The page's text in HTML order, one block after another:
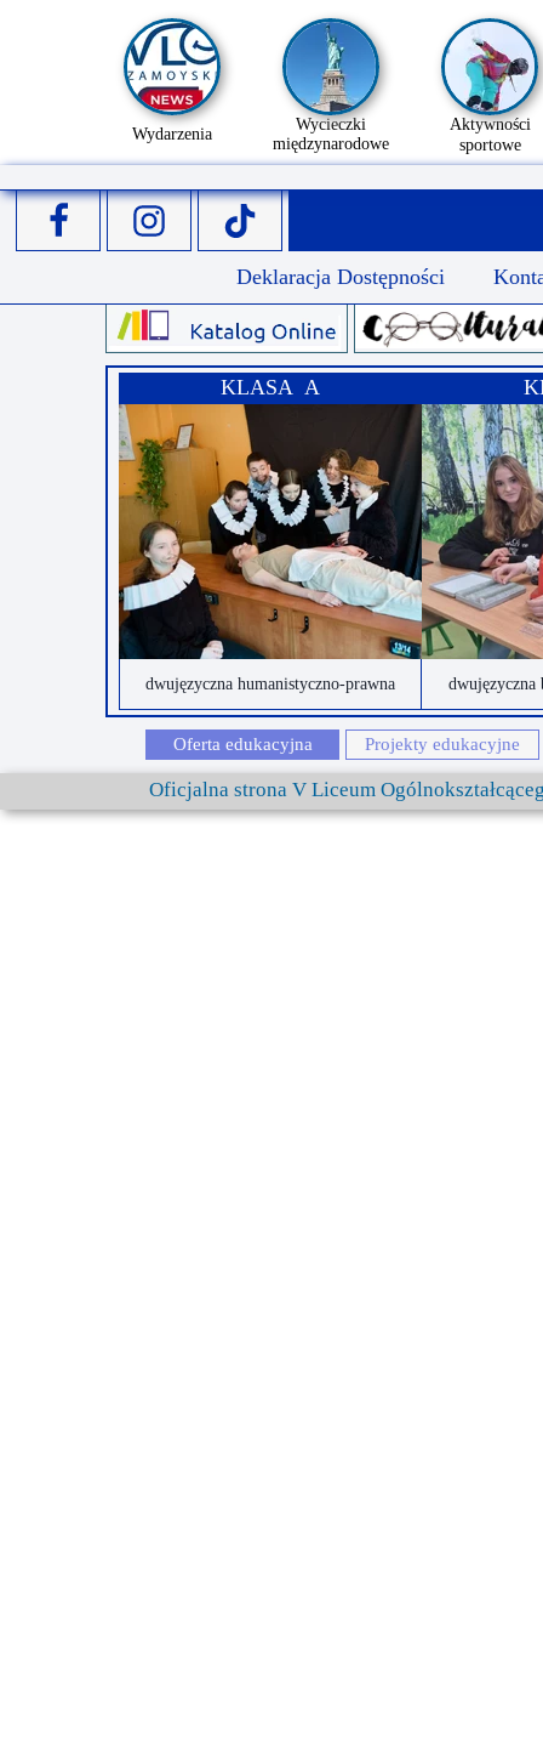
KLASA A
dwujęzyczna
dwujęzyczna humanistyczno-prawna
Deklaracja Dostępności
Projekty edukacyjne
Oferta edukacyjna
Oficjalna strona V Liceum
Aktywności
sportowe
Wycieczki
międzynarodowe
Wydarzenia